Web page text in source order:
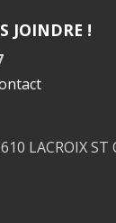
JOINDRE !
LACROIX ST